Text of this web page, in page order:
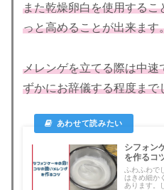
また乾燥卵白を使用する
っと高めることが出来ます
メレンゲを立てる際は中
ずかにお辞儀する程度ま
シフォン
を作るコ
ふわふわで
はきめ細か
あります。